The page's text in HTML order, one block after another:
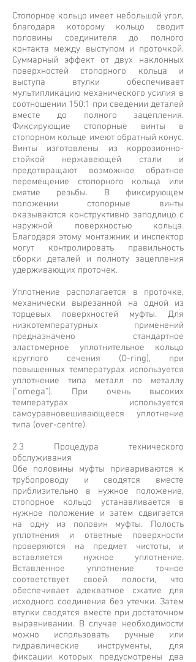
Стопорное кольцо имеет небольшой угол,
благодаря которому кольцо сводит
половины соединителя до полного
контакта между выступом и проточкой.
Суммарный эффект от двух наклонных
поверхностей стопорного кольца и
выступа втулки обеспечивает
мультипликацию механического усилия в
соотношении 150:1 при сведении деталей
вместе до полного зацепления.
Фиксирующие стопорные винты в
стопорном кольце имеют обратный конус.
Винты изготовлены из коррозионно-
стойкой нержавеющей стали и
предотвращают возможное обратное
перемещение стопорного кольца или
смятие резьбы. В фиксирующем
положении стопорные винты
оказываются конструктивно заподлицо с
наружной поверхностью кольца.
Благодаря этому монтажник и инспектор
могут контролировать правильность
сборки деталей и полноту зацепления
удерживающих проточек.
Уплотнение располагается в проточке,
механически вырезанной на одной из
торцевых поверхностей муфты. Для
низкотемпературных применений
предназначено стандартное
эластомерное уплотнительное кольцо
круглого сечения (O-ring), при
повышенных температурах используется
уплотнение типа металл по металлу
("omega"). При очень высоких
температурах используется
самоуравновешивающееся уплотнение
типа (over-centre).
2.3 Процедура технического
обслуживания
Обе половины муфты привариваются к
трубопроводу и сводятся вместе
приблизительно в нужное положение,
стопорное кольцо устанавливается в
нужное положение и затем сдвигается
на одну из половин муфты. Полость
уплотнения и ответные поверхности
проверяются на предмет чистоты, и
вставляется нужное уплотнение.
Вставленное уплотнение точное
соответствует своей полости, что
обеспечивает адекватное сжатие для
исходного соединения без утечки. Затем
втулки сводятся вместе при достаточном
выравнивании. В случае необходимости
можно использовать ручные или
гидравлические инструменты, для
фиксации которых предусмотрены два